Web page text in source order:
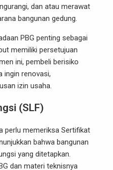
dan atau merawat
bangunan gedung.
PBG penting sebagai
memiliki persetujuan
ini, pembeli berisiko
ingin renovasi,
izin usaha.
(SLF)
perlu memeriksa Sertifikat
bahwa bangunan
yang ditetapkan.
dan materi teknisnya